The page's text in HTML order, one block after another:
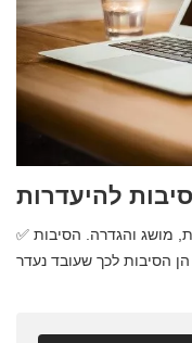
סיבות להיעדרות
✅ סיבות להיעדרות בעבודה | מה זה, משמעות, מושג והגדרה. הסיבות